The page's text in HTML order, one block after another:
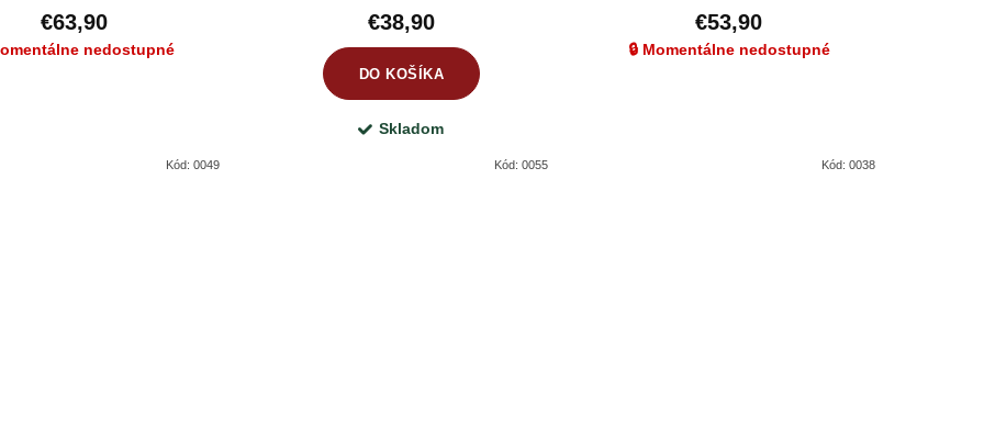
€63,90
nedostupné
Kód:0049
€38,90
DO KOŠÍKA
Skladom
Kód: 0055
€53,90
🔒 Momentálne nedostupné
Kód: 0038